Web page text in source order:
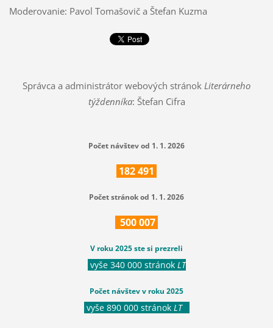
Moderovanie: Pavol Tomašovič a Štefan Kuzma
Správca a administrátor webových stránok Literárneho
týždenníka: Štefan Cifra
Počet návštev od 1. 1. 2026
182491
Počet stránok od 1. 1. 2026
500007
V roku 2025 ste si prezreli
vyše 340 000 stránok LT
Počet návštev v roku 2025
vyše 890 000 stránok LT